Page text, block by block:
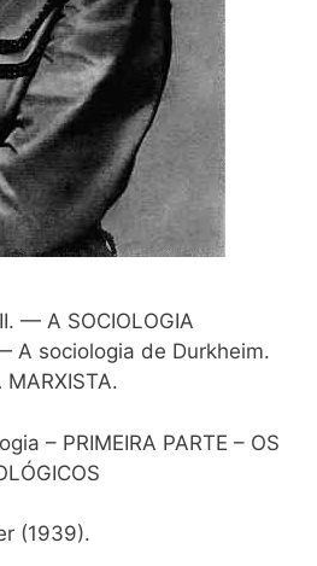
— A SOCIOLOGIA
— A sociologia de Durkheim.
MARXISTA.
– PRIMEIRA PARTE – OS
(1939).